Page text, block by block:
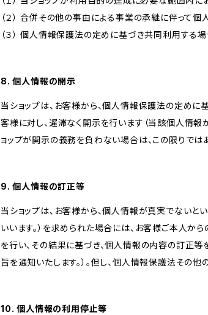
（２） 合併その他の事由による事業の承継に伴って
（３） 個人情報保護法の定めに基づき共同利用する
8. 個人情報の開示
当ショップは、お客様から、個人情報保護法の定め
客様に対し、遅滞なく開示を行います（当該個人情報
ョップが開示の義務を負わない場合は、この限りでは
9. 個人情報の訂正等
当ショップは、お客様から、個人情報が真実でないと
いいます。）を求められた場合には、お客様ご本人
を行い、その結果に基づき、個人情報の内容の訂正
旨を通知いたします。）。但し、個人情報保護法その
10. 個人情報の利用停止等